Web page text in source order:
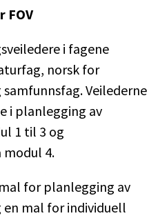
FOV
i fagene
norsk for
Veilederne
i planlegging av
1 til 3 og
4.
for planlegging av
en mal for individuell